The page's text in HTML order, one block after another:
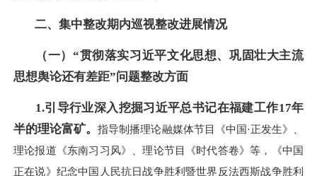
二、集中整改期内巡视整改进展情况
（一）“贯彻落实习近平文化思想、巩固壮大主流
思想舆论还有差距”问题整改方面
1.引导行业深入挖掘习近平总书记在福建工作17年
半的理论富矿。指导制播理论融媒体节目《中国·正发生》、
理论报道《东南习习风》、理论节目《时代答卷》等，《中国
正在说》纪念中国人民抗日战争胜利暨世界反法西斯战争胜利